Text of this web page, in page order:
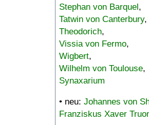
Stephan von Barquel,
Tatwin von Canterbury,
Theodorich,
Vissia von Fermo,
Wigbert,
Wilhelm von Toulouse,
Synaxarium
• neu: Johannes von
Franziskus Xaver